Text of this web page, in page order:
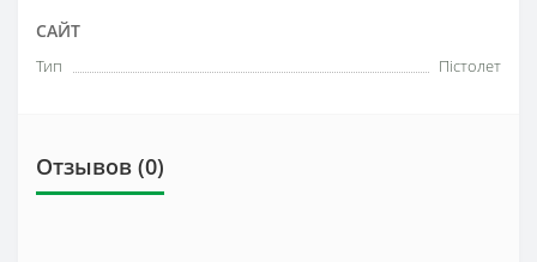
САЙТ
Тип Пістолет
Отзывов (0)